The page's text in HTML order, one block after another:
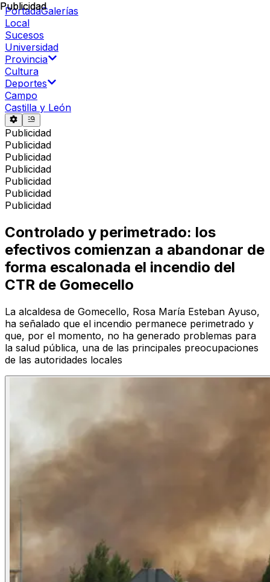
PortadaGalerías
Local
Sucesos
Universidad
Provincia
Cultura
Deportes
Campo
Castilla y León
Publicidad
Publicidad
Publicidad
Publicidad
Publicidad
Publicidad
Publicidad
Publicidad
Controlado y perimetrado: los
efectivos comienzan a abandonar de
forma escalonada el incendio del
CTR de Gomecello
La alcaldesa de Gomecello, Rosa María Esteban Ayuso,
ha señalado que el incendio permanece perimetrado y
que, por el momento, no ha generado problemas para
la salud pública, una de las principales preocupaciones
de las autoridades locales
Publicidad